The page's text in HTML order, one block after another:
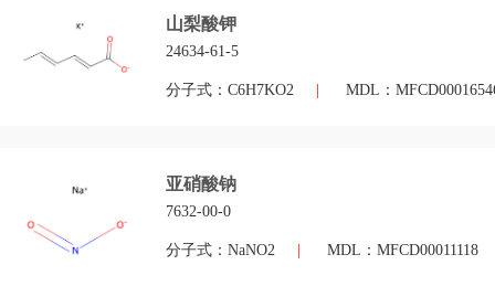
山梨酸钾
24634-61-5
分子式：C6H7KO2 MDL：
亚硝酸钠
7632-00-0
分子式：NaNO2 MDL：MFCD00011118